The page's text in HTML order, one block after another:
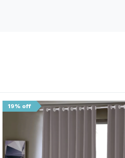
19% off